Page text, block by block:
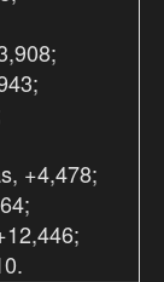
+4,478;